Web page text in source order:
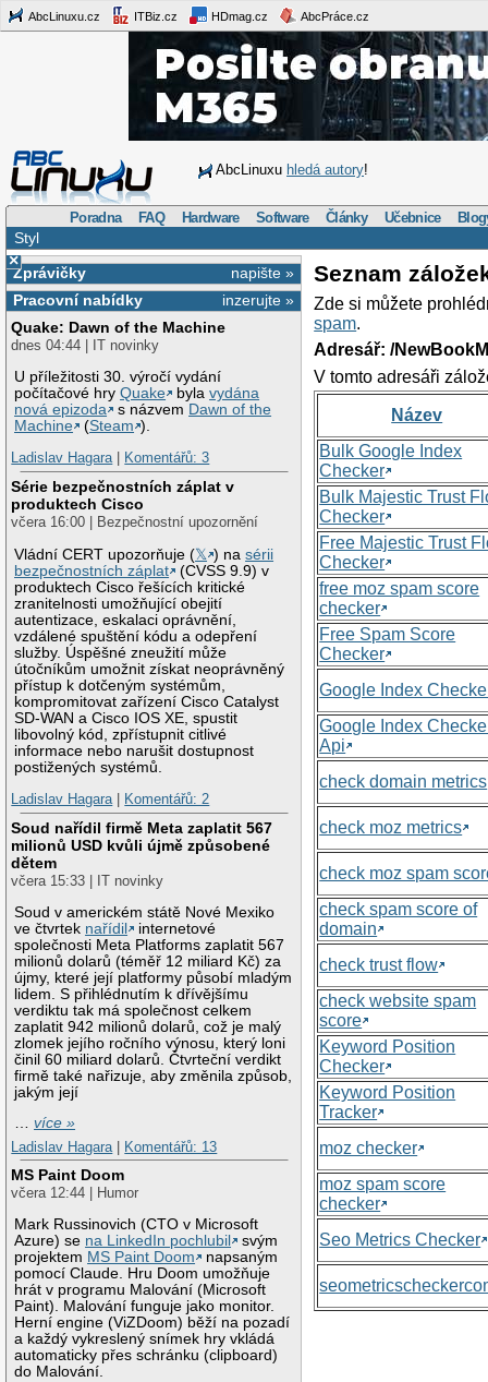
AbcLinuxu.cz ITBiz.cz HDmag.cz AbcPráce.cz
AbcLinuxu hledá autory!
Poradna FAQ Hardware Software Články Učebnice
Styl
×
napište »
Zprávičky
inzerujte »
Pracovní nabídky
Quake: Dawn of the Machine
dnes 04:44 | IT novinky
U příležitosti 30. výročí vydání
počítačové hryQuake bylavydána
nová epizoda
s názvem Dawn of the
Machine
(Steam ).
Ladislav Hagara| Komentářů: 3
Série bezpečnostních záplat v
produktech Cisco
včera 16:00 | Bezpečnostní upozornění
Vládní CERT upozorňuje (𝕏 ) nasérii
bezpečnostních záplat
(CVSS 9.9) v
produktech Cisco řešících kritické
zranitelnosti umožňující obejití
autentizace, eskalaci oprávnění,
vzdálené spuštění kódu a odepření
služby. Úspěšné zneužití může
útočníkům umožnit získat neoprávněný
přístup k dotčeným systémům,
kompromitovat zařízení Cisco Catalyst
SD-WAN a Cisco IOS XE, spustit
libovolný kód, zpřístupnit citlivé
informace nebo narušit dostupnost
postižených systémů.
Ladislav Hagara| Komentářů: 2
Soud nařídil firmě Meta zaplatit 567
milionů USD kvůli újmě způsobené
dětem
včera 15:33 | IT novinky
Soud v americkém státě Nové Mexiko
ve čtvrtek nařídil
internetové
společnosti Meta Platforms zaplatit 567
milionů dolarů (téměř 12 miliard Kč) za
újmy, které její platformy působí mladým
lidem. S přihlédnutím k dřívějšímu
verdiktu tak má společnost celkem
zaplatit 942 milionů dolarů, což je malý
zlomek jejího ročního výnosu, který loni
činil 60 miliard dolarů. Čtvrteční verdikt
firmě také nařizuje, aby změnila způsob,
jakým její
…více »
Ladislav Hagara
Komentářů: 13
MS Paint Doom
včera 12:44 | Humor
Mark Russinovich (CTO v Microsoft
Azure) se na LinkedIn pochlubil
svým
projektem MS Paint Doom
napsaným
pomocí Claude. Hru Doom umožňuje
hrát v programu Malování (Microsoft
Paint). Malování funguje jako monitor.
Herní engine (ViZDoom) běží na pozadí
a každý vykreslený snímek hry vkládá
automaticky přes schránku (clipboard)
do Malování.
Seznam
Zde si můžete
spam.
Adresář: /
V tomto adresáři
Název
Bulk Google Index
Checker
Bulk Majestic Trust
Checker
Free Majestic Trust
Checker
free moz spam score
checker
Free Spam Score
Checker
Google Index
Google Index
Api
check domain metrics
check moz metrics
check moz spam
check spam score of
domain
check trust flow
check website spam
score
Keyword Position
Checker
Keyword Position
Tracker
moz checker
moz spam score
checker
Seo Metrics Checker